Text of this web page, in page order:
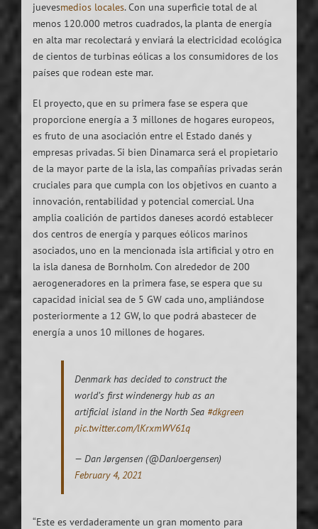
juevesmedios locales. Con una superficie total de al
menos 120.000 metros cuadrados, la planta de energía
en alta mar recolectará y enviará la electricidad ecológica
de cientos de turbinas eólicas a los consumidores de los
países que rodean este mar.
El proyecto, que en su primera fase se espera que
proporcione energía a 3 millones de hogares europeos,
es fruto de una asociación entre el Estado danés y
empresas privadas. Si bien Dinamarca será el propietario
de la mayor parte de la isla, las compañías privadas serán
cruciales para que cumpla con los objetivos en cuanto a
innovación, rentabilidad y potencial comercial. Una
amplia coalición de partidos daneses acordó establecer
dos centros de energía y parques eólicos marinos
asociados, uno en la mencionada isla artificial y otro en
la isla danesa de Bornholm. Con alrededor de 200
aerogeneradores en la primera fase, se espera que su
capacidad inicial sea de 5 GW cada uno, ampliándose
posteriormente a 12 GW, lo que podrá abastecer de
energía a unos 10 millones de hogares.
Denmark has decided to construct the
world’s first windenergy hub as an
artificial island in the North Sea #dkgreen
pic.twitter.com/lKrxmWV61q
— Dan Jørgensen (@DanJoergensen)
February 4, 2021
“Este es verdaderamente un gran momento para